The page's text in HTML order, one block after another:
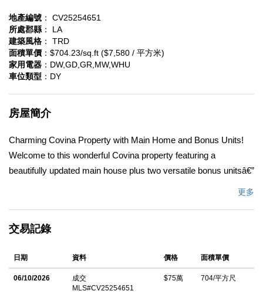
地產編號 ： CV25254651
所處郡縣 ： LA
建築風格 ： TRD
面積單價 ：$704.23/sq.ft ($7,580 / 平方米)
家用電器 ：DW,GD,GR,MW,WHU
車位類型 ：DY
房屋簡介
Charming Covina Property with Main Home and Bonus Units!
Welcome to this wonderful Covina property featuring a
beautifully updated main house plus two versatile bonus unitsâ€”
countertops, tile flooring, and stainless steel appliances
to the newer backyard deck, ideal for relaxing or entertaining.
The bathroom has been stylishly remodeled, and the home
features new carpet throughout for a fresh, move-in-ready feel.
更多
交易記錄
日期 資料 價格 面積單價
06/10/2026
成交
MLS#CV25254651
$75萬 704/平方尺